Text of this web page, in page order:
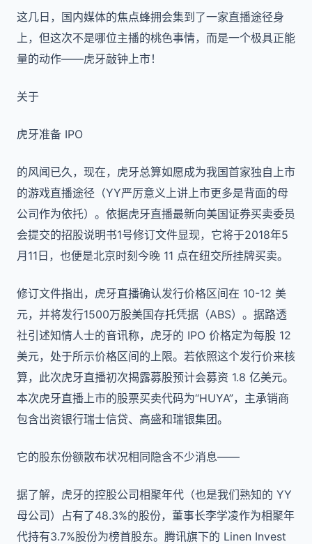
这几日，国内媒体的焦点蜂拥会集到了一家直播途径身
上，但这次不是哪位主播的桃色事情，而是一个极具正能
量的动作——虎牙敲钟上市！
关于
虎牙准备 IPO
的风闻已久，现在，虎牙总算如愿成为我国首家独自上市
的游戏直播途径（YY严厉意义上讲上市更多是背面的母
公司作为依托）。依据虎牙直播最新向美国证券买卖委员
会提交的招股说明书1号修订文件显现，它将于2018年5
月11日，也便是北京时刻今晚 11 点在纽交所挂牌买卖。
修订文件指出，虎牙直播确认发行价格区间在 10-12 美
元，并将发行1500万股美国存托凭据（ABS）。据路透
社引述知情人士的音讯称，虎牙的 IPO 价格定为每股 12
美元，处于所示价格区间的上限。若依照这个发行价来核
算，此次虎牙直播初次揭露募股预计会募资 1.8 亿美元。
本次虎牙直播上市的股票买卖代码为“HUYA”，主承销商
包含出资银行瑞士信贷、高盛和瑞银集团。
它的股东份额散布状况相同隐含不少消息——
据了解，虎牙的控股公司相聚年代（也是我们熟知的 YY
母公司）占有了48.3%的股份，董事长李学凌作为相聚年
代持有3.7%股份为榜首股东。腾讯旗下的 Linen Invest